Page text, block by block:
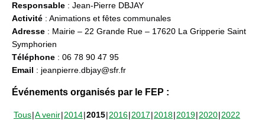
Responsable : Jean-Pierre DBJAY
Activité : Animations et fêtes communales
Adresse : Mairie – 22 Grande Rue – 17620 La Gripperie Saint
Symphorien
Téléphone : 06 78 90 47 95
Email : jeanpierre.dbjay@sfr.fr
Événements organisés par le FEP :
Tous A venir 2014 2015 2016 2017 2018 2019 2020 2022